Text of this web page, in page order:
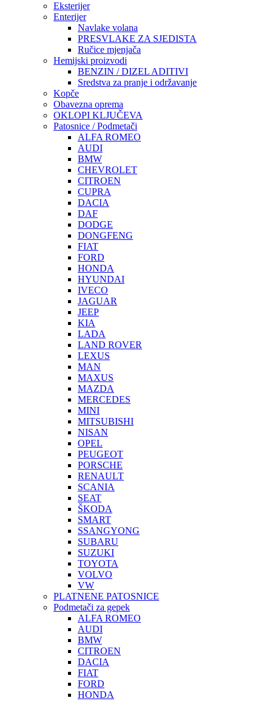
Eksterijer
Enterijer
Navlake volana
PRESVLAKE ZA SJEDISTA
Ručice mjenjača
Hemijski proizvodi
BENZIN / DIZEL ADITIVI
Sredstva za pranje i održavanje
Kopče
Obavezna oprema
OKLOPI KLJUČEVA
Patosnice / Podmetači
ALFA ROMEO
AUDI
BMW
CHEVROLET
CITROEN
CUPRA
DACIA
DAF
DODGE
DONGFENG
FIAT
FORD
HONDA
HYUNDAI
IVECO
JAGUAR
JEEP
KIA
LADA
LAND ROVER
LEXUS
MAN
MAXUS
MAZDA
MERCEDES
MINI
MITSUBISHI
NISAN
OPEL
PEUGEOT
PORSCHE
RENAULT
SCANIA
SEAT
ŠKODA
SMART
SSANGYONG
SUBARU
SUZUKI
TOYOTA
VOLVO
VW
PLATNENE PATOSNICE
Podmetači za gepek
ALFA ROMEO
AUDI
BMW
CITROEN
DACIA
FIAT
FORD
HONDA